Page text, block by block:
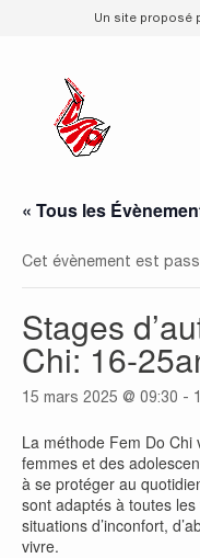
Un site proposé
« Tous les
Cet évènement est
Stages
Chi: 16-
15 mars 2025 @ 09:30 -
La méthode Fem Do
femmes et des
à se protéger au
sont adaptés à toutes
situations d’inconfort,
vivre.